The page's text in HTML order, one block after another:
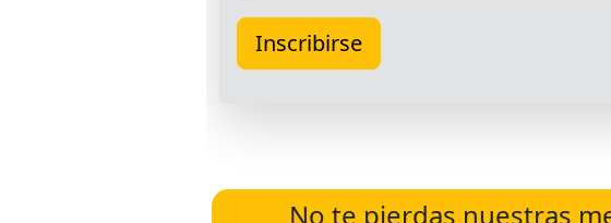
No te pierdas nuestras